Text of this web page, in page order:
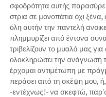
σφοδρότητα αυτής
στρια σε μονοπάτια όχι
όλη αυτήν την παντελή
πλημμυρίζει από έντονα
τριβελίζουν το μυαλό μας
ολοκληρώσει την ανάγνωσή
έρχομαι αντιμέτωπη με
περάσει από τη σκέψη μου,
-εντέχνως!- να σκεφτώ,